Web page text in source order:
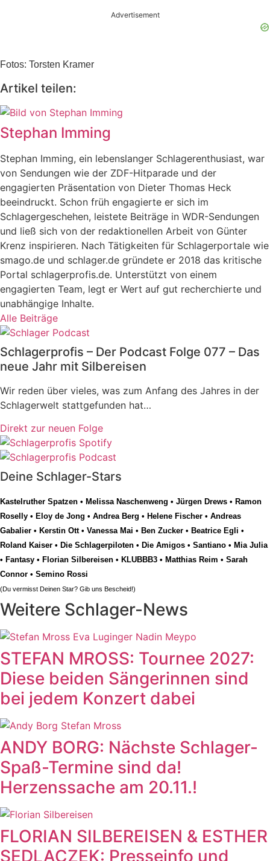
Advertisement
Fotos: Torsten Kramer
Artikel teilen:
Stephan Imming
Stephan Imming, ein lebenslanger Schlagerenthusiast, war
von Sendungen wie der ZDF-Hitparade und der
engagierten Präsentation von Dieter Thomas Heck
beeindruckt. Schon früh engagierte er sich im
Schlagergeschehen, leistete Beiträge in WDR-Sendungen
und ließ sich von der redaktionellen Arbeit von Günter
Krenz inspirieren. Nach Tätigkeiten für Schlagerportale wie
smago.de und schlager.de gründete er 2018 das kritische
Portal schlagerprofis.de. Unterstützt von einem
engagierten Team, legt er Wert auf gut recherchierte und
unabhängige Inhalte.
Alle Beiträge
Schlagerprofis – Der Podcast Folge 077 – Das
neue Jahr mit Silbereisen
Wir reden über vieles, was zum Anfang des Jahres in der
Schlagerwelt stattgefunden hat…
Direkt zur neuen Folge
Deine Schlager-Stars
Kastelruther Spatzen • Melissa Naschenweng • Jürgen Drews • Ramon
Roselly • Eloy de Jong • Andrea Berg • Helene Fischer • Andreas
Gabalier • Kerstin Ott• Vanessa Mai • Ben Zucker • Beatrice Egli •
Roland Kaiser • Die Schlagerpiloten • Die Amigos • Santiano • Mia Julia
• Fantasy • Florian Silbereisen • KLUBBB3 • Matthias Reim • Sarah
Connor • Semino Rossi
(Du vermisst Deinen Star? Gib uns Bescheid!)
Weitere Schlager-News
STEFAN MROSS: Tournee 2027:
Diese beiden Sängerinnen sind
bei jedem Konzert dabei
ANDY BORG: Nächste Schlager-
Spaß-Termine sind da!
Herzenssache am 20.11.!
FLORIAN SILBEREISEN & ESTHER
SEDLACZEK: Presseinfo und